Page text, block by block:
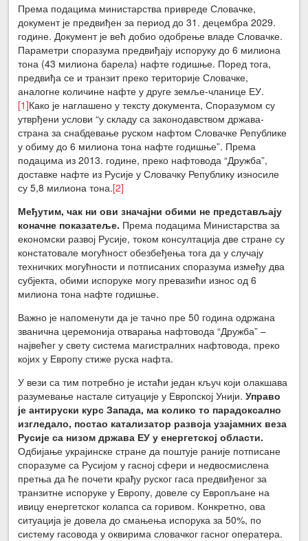
Према подацима министарства привреде Словачке,
документ је предвиђен за период до 31. децембра 2029.
године. Документ је већ добио одобрење владе Словачке.
Параметри споразума предвиђају испоруку до 6 милиона
тона (43 милиона барела) нафте годишње. Поред тога,
предвиђа се и транзит преко територије Словачке,
аналогне количине нафте у друге земље-чланице ЕУ.
[1]Како је наглашено у тексту документа, Споразумом су
утврђени услови “у складу са законодавством држава-
страна за снабдевање руском нафтом Словачке Републике
у обиму до 6 милиона тона нафте годишње”. Према
подацима из 2013. године, преко нафтовода “Дружба”,
доставке нафте из Русије у Словачку Републику износиле
су 5,8 милиона тона.[2]
Међутим, чак ни ови значајни обими не представљају
коначне показатеље. Према подацима Министарства за
економски развој Русије, током консултација две стране су
констатовале могућност обезбеђења тога да у случају
техничких могућности и потписаних споразума између два
субјекта, обими испоруке могу превазићи износ од 6
милиона тона нафте годишње.
Важно је напоменути да је тачно пре 50 година одржана
званична церемонија отварања нафтовода “Дружба” –
највећег у свету система магистралних нафтовода, преко
којих у Европу стиже руска нафта.
У вези са тим потребно је истаћи један кључ који олакшава
разумевање настале ситуације у Европској Унији.Управо
је антируски курс Запада, ма колико то парадоксално
изгледало, постао катализатор развоја узајамних веза
Русије са низом држава ЕУ у енергетској области.
Одбијање украјинске стране да поштује раније потписане
споразуме са Русијом у гасној сфери и недвосмислена
претња да ће почети крађу руског гаса предвиђеног за
транзитне испоруке у Европу, довеле су Европљане на
ивицу енергетског колапса са горивом. Конкретно, ова
ситуација је довела до смањења испорука за 50%, по
систему гасовода у оквирима словачког гасног оператера.